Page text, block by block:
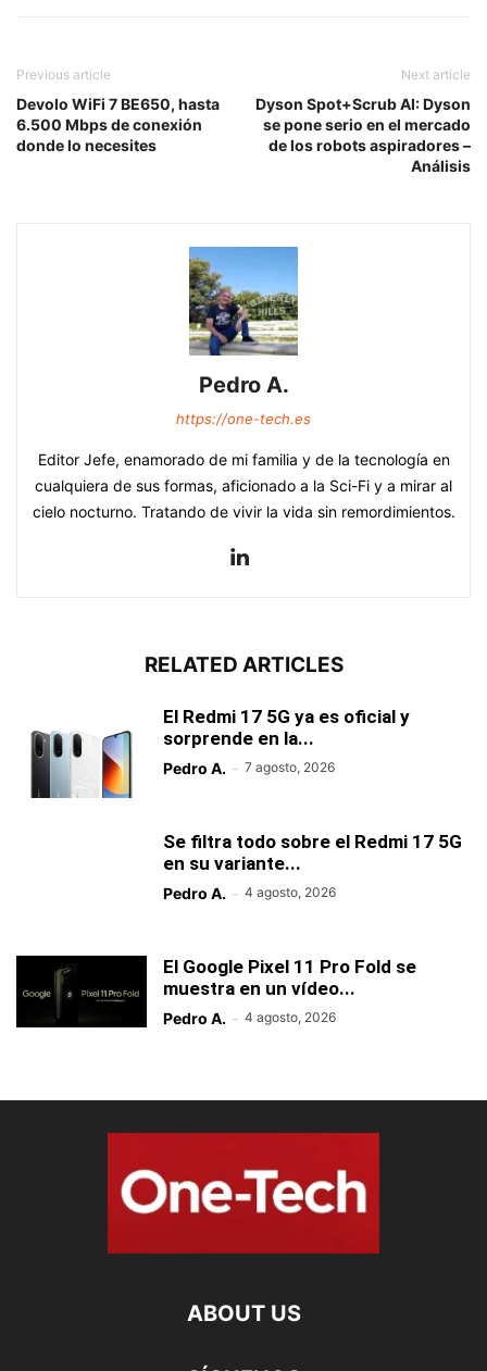
Previous article
Devolo WiFi 7 BE650, hasta
6.500 Mbps de conexión
donde lo necesites
Next article
Dyson Spot+Scrub AI: Dyson
se pone serio en el mercado
de los robots aspiradores –
Análisis
Pedro A.
https://one-tech.es
Editor Jefe, enamorado de mi familia y de la tecnología en
cualquiera de sus formas, aficionado a la Sci-Fi y a mirar al
cielo nocturno. Tratando de vivir la vida sin remordimientos.
RELATED ARTICLES
El Redmi 17 5G ya es oficial y
sorprende en la...
Pedro A. - 7 agosto, 2026
Se filtra todo sobre el Redmi 17 5G
en su variante...
Pedro A. - 4 agosto, 2026
El Google Pixel 11 Pro Fold se
muestra en un vídeo...
Pedro A. - 4 agosto, 2026
ABOUT US